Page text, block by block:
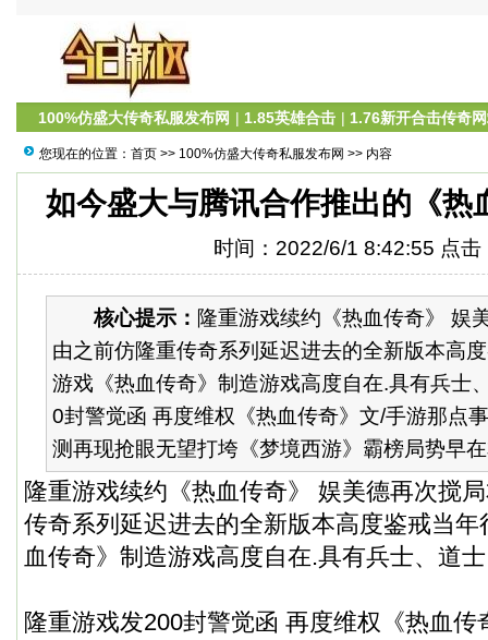
100%仿盛大传奇私服发布网 | 1.85英雄合击 | 1.76新开合击传奇
您现在的位置： 首页 >> 100%仿盛大传奇私服发布网 >> 内容
如今盛大与腾讯合作推出的《热
时间：2022/6/1 8:42:55 点击
核心提示： 隆重游戏续约《热血传奇》 娱
由之前仿隆重传奇系列延迟进去的全新版本高
游戏《热血传奇》制造游戏高度自在.具有兵士
0封警觉函 再度维权《热血传奇》文/手游那点
测再现抢眼无望打垮《梦境西游》霸榜局势早
隆重游戏续约《热血传奇》 娱美德再次搅
传奇系列延迟进去的全新版本高度鉴戒当
血传奇》制造游戏高度自在.具有兵士、道士
隆重游戏发200封警觉函 再度维权《热血传